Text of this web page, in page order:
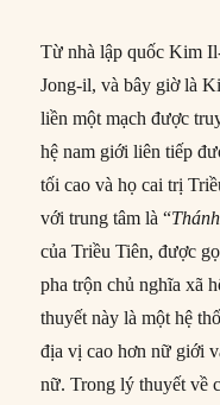
Từ nhà lập quốc Kim
Jong-il, và bây giờ là
liền một mạch được
hệ nam giới liên tiếp
tối cao và họ cai trị
với trung tâm là “
của Triều Tiên, được
pha trộn chủ nghĩa xã
thuyết này là một hệ
địa vị cao hơn nữ giới
nữ. Trong lý thuyết về